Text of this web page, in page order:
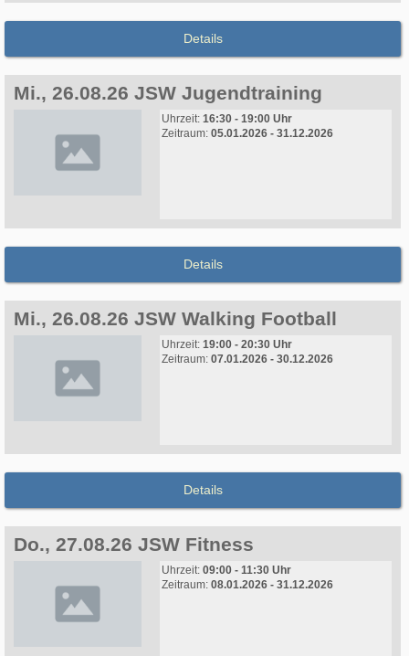
Details
Mi., 26.08.26 JSW Jugendtraining
Uhrzeit: 16:30 - 19:00 Uhr
Zeitraum: 05.01.2026 - 31.12.2026
Details
Mi., 26.08.26 JSW Walking Football
Uhrzeit: 19:00 - 20:30 Uhr
Zeitraum: 07.01.2026 - 30.12.2026
Details
Do., 27.08.26 JSW Fitness
Uhrzeit: 09:00 - 11:30 Uhr
Zeitraum: 08.01.2026 - 31.12.2026